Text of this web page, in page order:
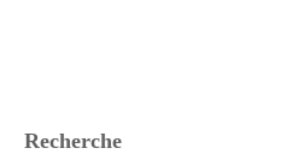
Recherche